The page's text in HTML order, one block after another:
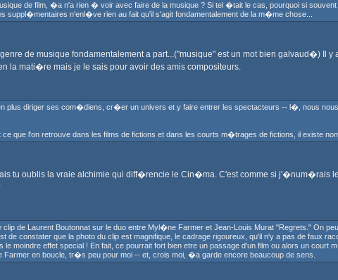
de film, �a n'a rien � voir avec faire de la musique ? Si tel �tait le cas, pourquoi si
suppl�mentaires n'enl�ve rien au fait qu'il s'agit fondamentalement de la m�me chose...
de musique fondamentalement a part...("musique" est un mot bien galvaud�) Il
la mati�re mais je le sais pour avoir des amis compositeurs.
plus diriger ses com�diens, cr�er un univers et y faire entrer les spectacteurs -- l�, nous
que l'on retrouve dans les films de fictions et dans les courts m�trages de fictions, il existe
tu oublis la vraie alchimie qui diff�rencie le Cin�ma. C'est comme si j'�num�rais
clip de Laurent Boutonnat sur le duo entre Myl�ne Farmer et Jean-Louis Murat "Regrets." On
de constater que la photo du clip est magnifique, le cadrage rigoureux, qu'il n'y a pas de
moindre effet special ! En fait, ce pourrait fort bien etre un passage d'un film ou alors un
en boucle, tr�s peu pour moi -- et, crois moi, �a garde encore beaucoup de sens.